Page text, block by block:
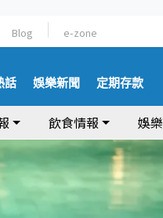
Blog e-zone
話 娛樂新聞 定期存款
飲食情報 娛樂